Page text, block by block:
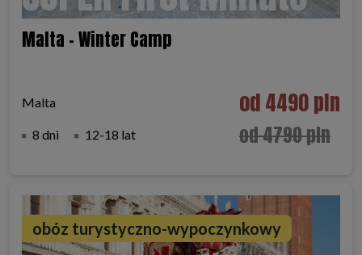
Malta - Winter Camp
Malta
8 dni 12-18 lat
od 4490 pln
od 4790 pln
obóz turystyczno-wypoczynkowy